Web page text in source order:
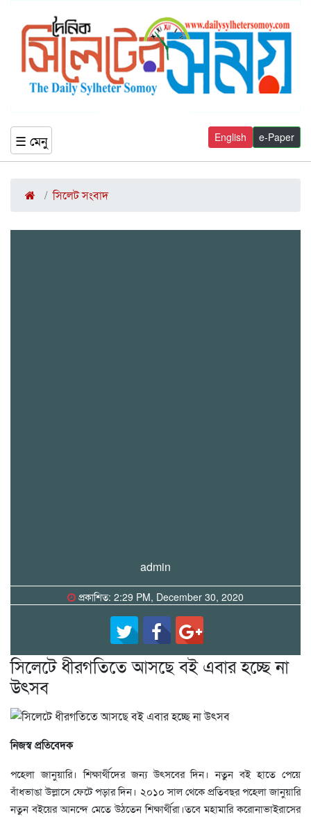
☰ মেনু e-Paper
English
সিলেট সংবাদ
admin
প্রকাশিত: 2:29 PM, December 30, 2020
সিলেটে ধীরগতিতে আসছে বই এবার হচ্ছে না
উৎসব
নিজস্ব প্রতিবেদক
পহেলা জানুয়ারি। শিক্ষার্থীদের জন্য উৎসবের দিন। নতুন বই হাতে পেয়ে
বাঁধভাঙা উল্লাসে ফেটে পড়ার দিন। ২০১০ সাল থেকে প্রতিবছর পহেলা জানুয়ারি
নতুন বইয়ের আনন্দে মেতে উঠতেন শিক্ষার্থীরা।তবে মহামারি করোনাভাইরাসের